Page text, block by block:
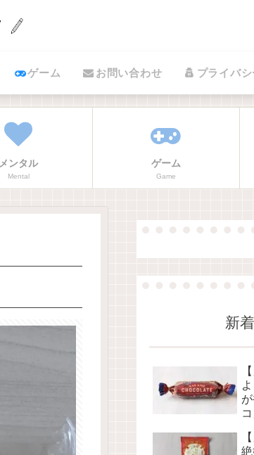
ゲーム お問い合わせ プライバ
メンタル
Mental
ゲーム
Game
新
コ